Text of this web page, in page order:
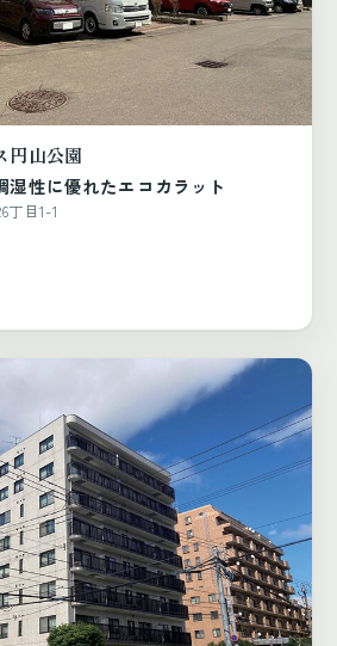
円山公園
湿性に優れたエコカラット
丁目1-1